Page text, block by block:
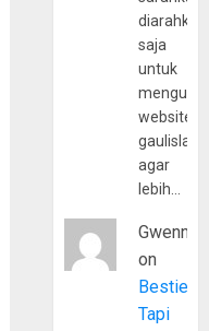
diarahkan
saja
untuk
website
agar
lebih…
Gwenny
on
Bestie
Tapi